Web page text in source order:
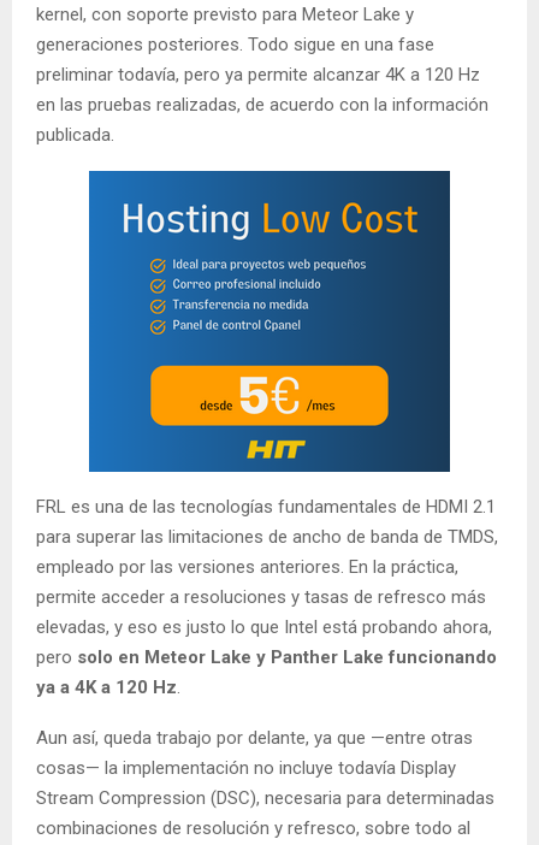
kernel, con soporte previsto para Meteor Lake y
generaciones posteriores. Todo sigue en una fase
preliminar todavía, pero ya permite alcanzar 4K a 120 Hz
en las pruebas realizadas, de acuerdo con la información
publicada.
FRL es una de las tecnologías fundamentales de HDMI 2.1
para superar las limitaciones de ancho de banda de TMDS,
empleado por las versiones anteriores. En la práctica,
permite acceder a resoluciones y tasas de refresco más
elevadas, y eso es justo lo que Intel está probando ahora,
pero solo en Meteor Lake y Panther Lake funcionando
ya a 4K a 120 Hz.
Aun así, queda trabajo por delante, ya que —entre otras
cosas— la implementación no incluye todavía Display
Stream Compression (DSC), necesaria para determinadas
combinaciones de resolución y refresco, sobre todo al